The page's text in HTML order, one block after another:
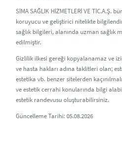
SİMA SAĞLIK HİZMETLERİ VE TİC.A.Ş.
koruyucu ve geliştirici nitelikte
sağlık bilgileri, alanında uzman sağlık
edilmiştir.
Gizlilik ilkesi gereği kopyalanamaz ve
ve hasta hakları adına taklitleri olan;
estetika vb. benzer sitelerden
ve estetik cerrahi konularında bilgi
estetik randevusu oluşturabilirsiniz.
Güncelleme Tarihi: 05.08.2026